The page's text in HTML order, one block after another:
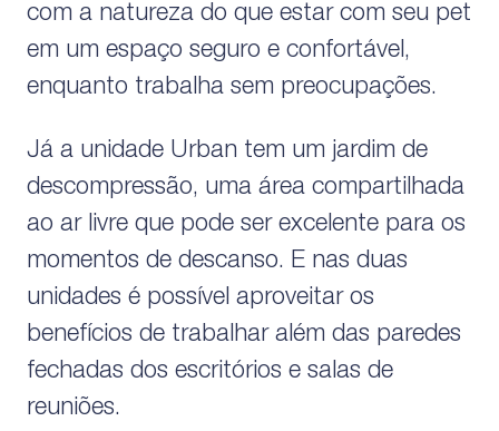
com a natureza do que estar com seu pet
em um espaço seguro e confortável,
enquanto trabalha sem preocupações.
Já a unidade Urban tem um jardim de
descompressão, uma área compartilhada
ao ar livre que pode ser excelente para os
momentos de descanso. E nas duas
unidades é possível aproveitar os
benefícios de trabalhar além das paredes
fechadas dos escritórios e salas de
reuniões.